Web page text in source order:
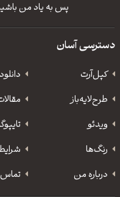
پس به یاد من
دسترسی آسان
کپل‌آرت
طرح‌لایه‌باز
ویدئو
رنگ‌ها
درباره من